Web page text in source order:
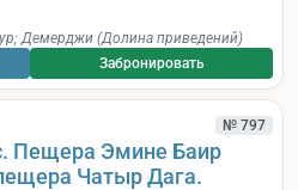
;Демерджи (Долина приведений)
Забронировать
№ 797
Пещера Эмине Баир
Чатыр Дага.